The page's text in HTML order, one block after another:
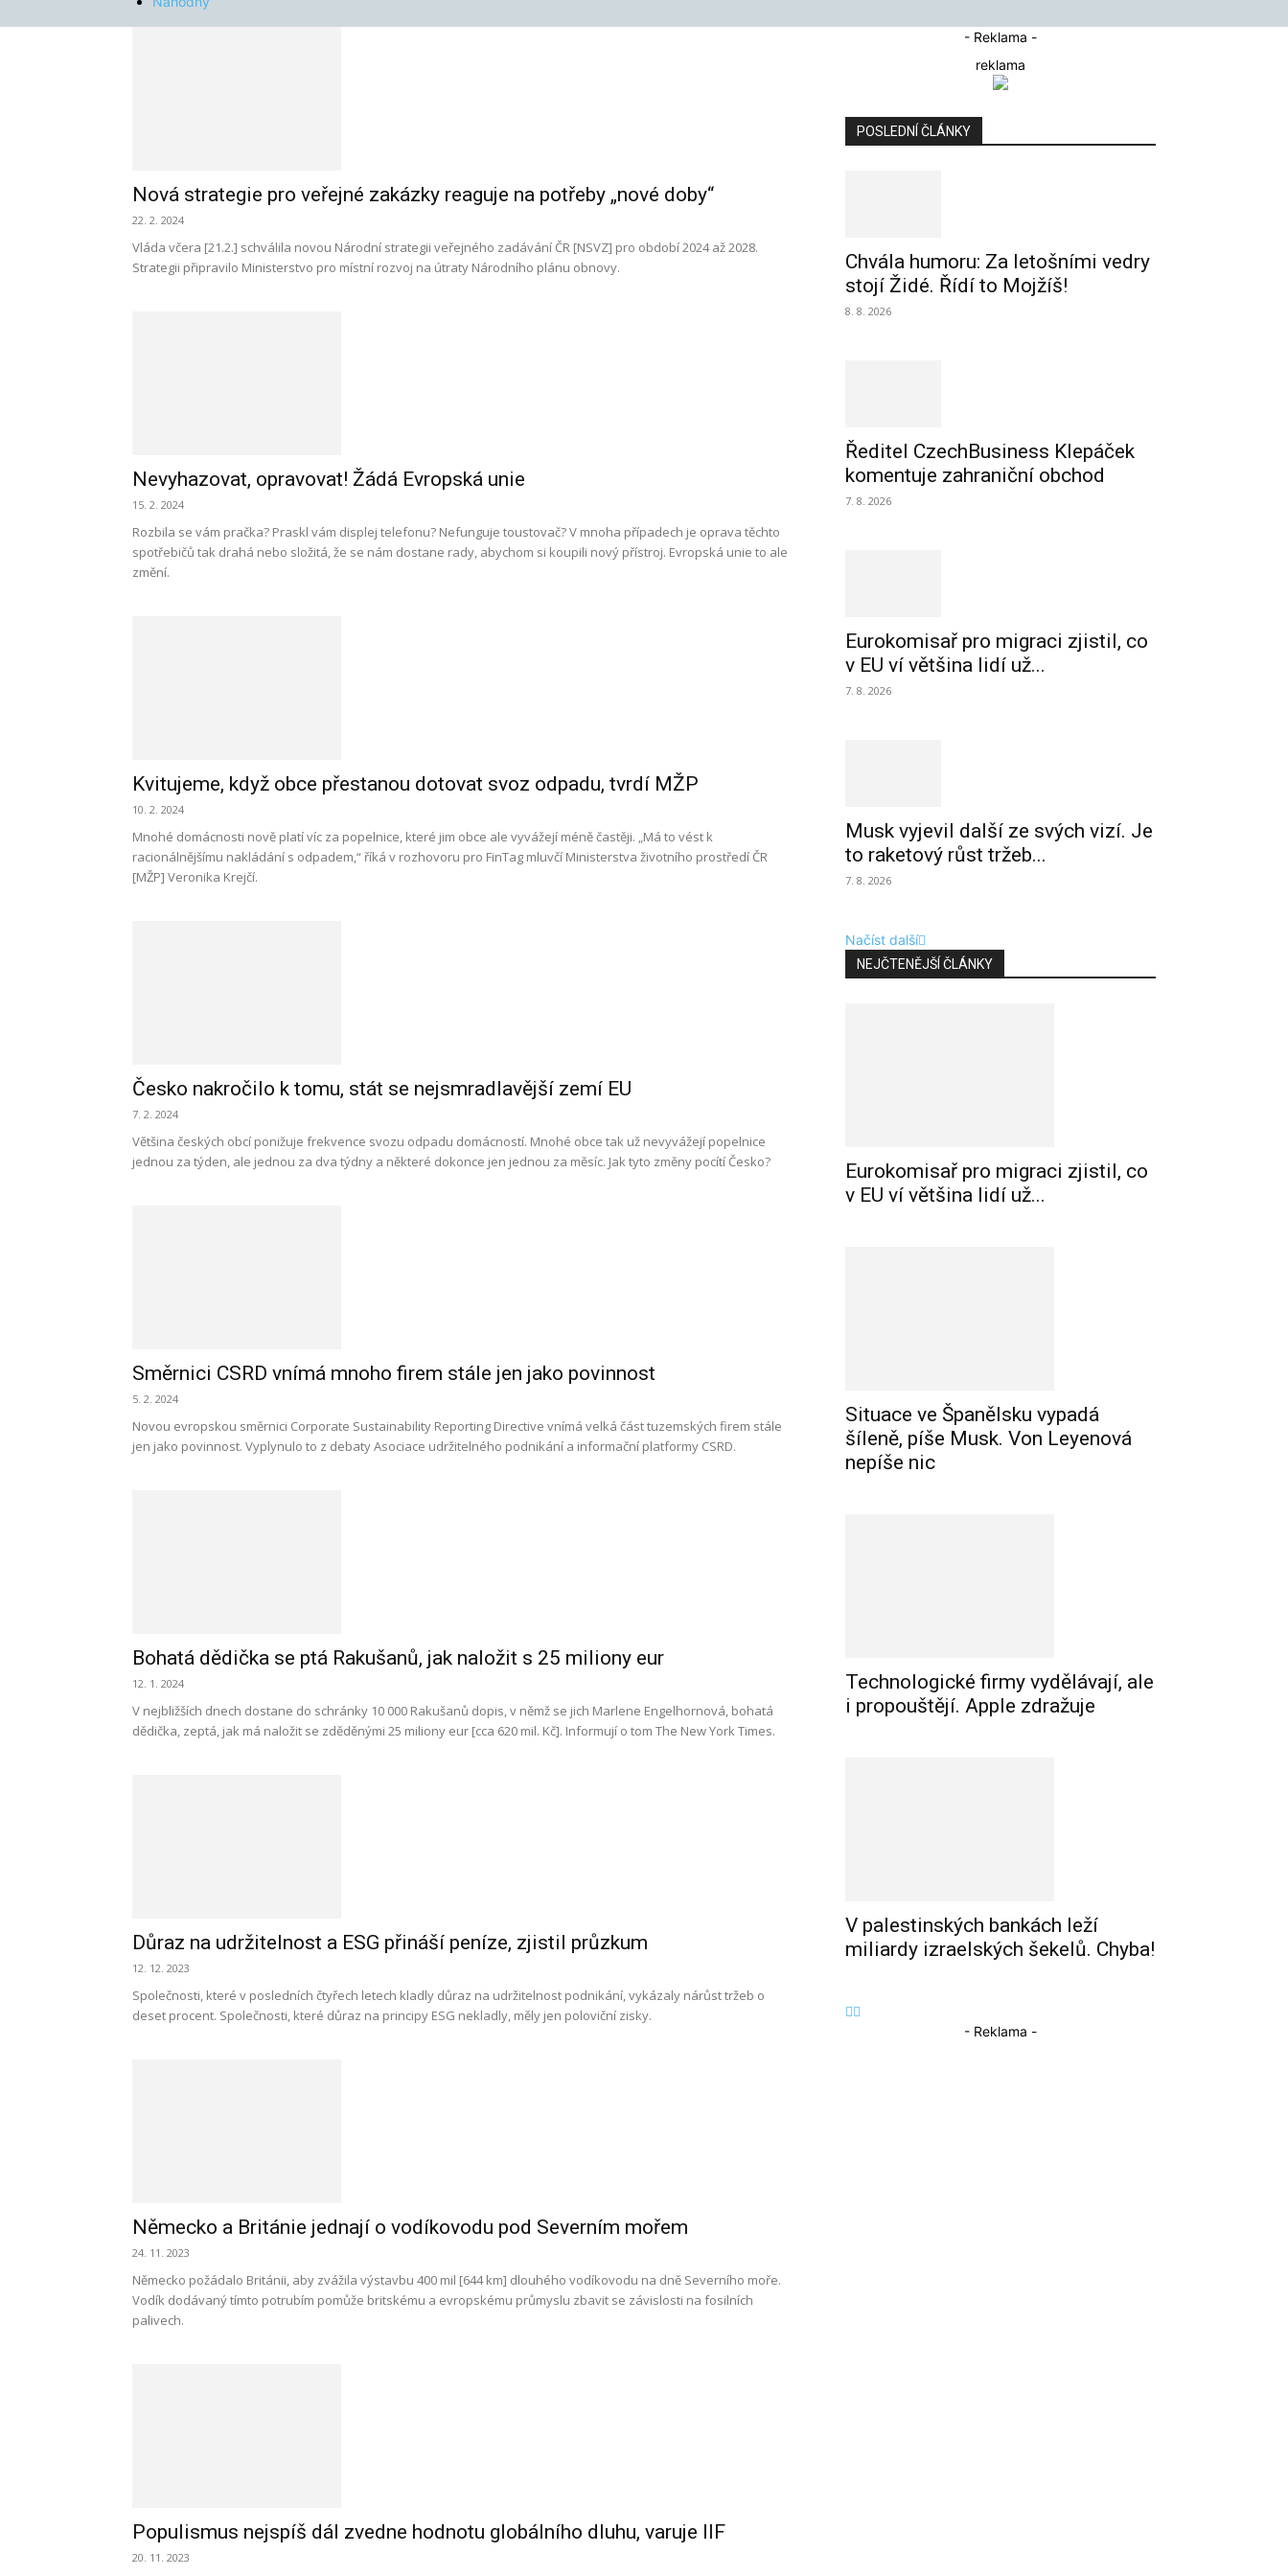
Nová strategie pro veřejné zakázky reaguje na potřeby „nové doby“
22. 2. 2024
Vláda včera [21.2.] schválila novou Národní strategii veřejného zadávání ČR [NSVZ] pro období 2024 až 2028.
Strategii připravilo Ministerstvo pro místní rozvoj na útraty Národního plánu obnovy.
Nevyhazovat, opravovat! Žádá Evropská unie
15. 2. 2024
Rozbila se vám pračka? Praskl vám displej telefonu? Nefunguje toustovač? V mnoha případech je oprava těchto
spotřebičů tak drahá nebo složitá, že se nám dostane rady, abychom si koupili nový přístroj. Evropská unie to ale
změní.
Kvitujeme, když obce přestanou dotovat svoz odpadu, tvrdí MŽP
10. 2. 2024
Mnohé domácnosti nově platí víc za popelnice, které jim obce ale vyvážejí méně častěji. „Má to vést k
racionálnějšímu nakládání s odpadem,“ říká v rozhovoru pro FinTag mluvčí Ministerstva životního prostředí ČR
[MŽP] Veronika Krejčí.
Česko nakročilo k tomu, stát se nejsmradlavější zemí EU
7. 2. 2024
Většina českých obcí ponižuje frekvence svozu odpadu domácností. Mnohé obce tak už nevyvážejí popelnice
jednou za týden, ale jednou za dva týdny a některé dokonce jen jednou za měsíc. Jak tyto změny pocítí Česko?
Směrnici CSRD vnímá mnoho firem stále jen jako povinnost
5. 2. 2024
Novou evropskou směrnici Corporate Sustainability Reporting Directive vnímá velká část tuzemských firem stále
jen jako povinnost. Vyplynulo to z debaty Asociace udržitelného podnikání a informační platformy CSRD.
Bohatá dědička se ptá Rakušanů, jak naložit s 25 miliony eur
12. 1. 2024
V nejbližších dnech dostane do schránky 10 000 Rakušanů dopis, v němž se jich Marlene Engelhornová, bohatá
dědička, zeptá, jak má naložit se zděděnými 25 miliony eur [cca 620 mil. Kč]. Informují o tom The New York Times.
Důraz na udržitelnost a ESG přináší peníze, zjistil průzkum
12. 12. 2023
Společnosti, které v posledních čtyřech letech kladly důraz na udržitelnost podnikání, vykázaly nárůst tržeb o
deset procent. Společnosti, které důraz na principy ESG nekladly, měly jen poloviční zisky.
Německo a Británie jednají o vodíkovodu pod Severním mořem
24. 11. 2023
Německo požádalo Británii, aby zvážila výstavbu 400 mil [644 km] dlouhého vodíkovodu na dně Severního moře.
Vodík dodávaný tímto potrubím pomůže britskému a evropskému průmyslu zbavit se závislosti na fosilních
palivech.
Populismus nejspíš dál zvedne hodnotu globálního dluhu, varuje IIF
20. 11. 2023
- Reklama -
reklama
POSLEDNÍ ČLÁNKY
Chvála humoru: Za letošními vedry
stojí Židé. Řídí to Mojžíš!
8. 8. 2026
Ředitel CzechBusiness Klepáček
komentuje zahraniční obchod
7. 8. 2026
Eurokomisař pro migraci zjistil, co
v EU ví většina lidí už...
7. 8. 2026
Musk vyjevil další ze svých vizí. Je
to raketový růst tržeb...
7. 8. 2026
Načíst další
NEJČTENĚJŠÍ ČLÁNKY
Eurokomisař pro migraci zjistil, co
v EU ví většina lidí už...
Situace ve Španělsku vypadá
šíleně, píše Musk. Von Leyenová
nepíše nic
Technologické firmy vydělávají, ale
i propouštějí. Apple zdražuje
V palestinských bankách leží
miliardy izraelských šekelů. Chyba!
- Reklama -